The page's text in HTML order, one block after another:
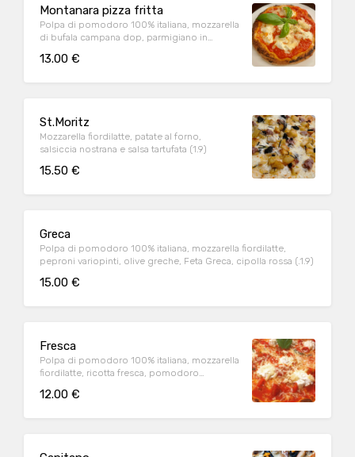
Montanara pizza fritta
Polpa di pomodoro 100% italiana, mozzarella
di bufala campana dop, parmigiano in
13.00 €
St.Moritz
Mozzarella fiordilatte, patate al forno,
salsiccia nostrana e salsa tartufata (1.9)
15.50 €
Greca
Polpa di pomodoro 100% italiana, mozzarella fiordilatte,
peproni variopinti, olive greche, Feta Greca, cipolla rossa (.1.9)
15.00 €
Fresca
Polpa di pomodoro 100% italiana, mozzarella
fiordilatte, ricotta fresca, pomodoro
12.00 €